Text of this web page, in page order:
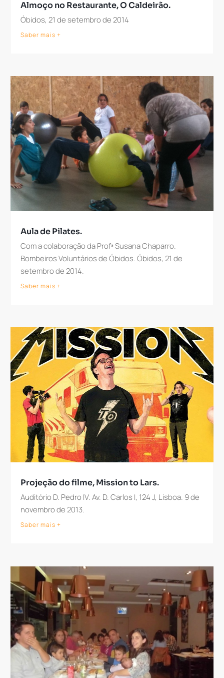
Almoço no Restaurante, O Caldeirão.
Óbidos, 21 de setembro de 2014
Saber mais +
Aula de Pilates.
Com a colaboração da Profª Susana Chaparro.
Bombeiros Voluntários de Óbidos. Óbidos, 21 de
setembro de 2014.
Saber mais +
Projeção do filme, Mission to Lars.
Auditório D. Pedro IV. Av. D. Carlos I, 124 J, Lisboa. 9 de
novembro de 2013.
Saber mais +